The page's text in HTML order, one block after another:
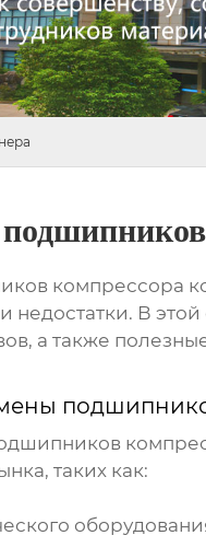
компрессора
В
а также
таких как: